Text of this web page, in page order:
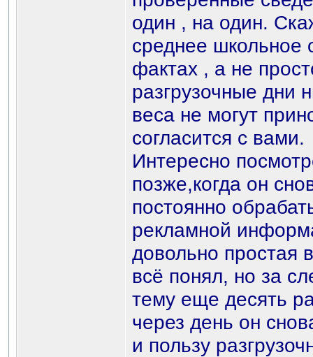
один , на один.
среднее школьное
фактах , а не
разгрузочные дни
веса не могут
согласится с вами.
Интересно
позже,когда он
постоянно
рекламной
довольно простая
всё понял, но за
тему еще десять
через день он
и пользу